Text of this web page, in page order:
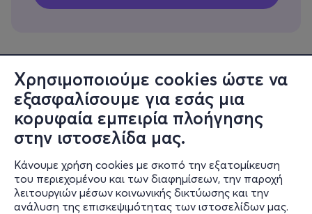
Χρησιμοποιούμε cookies ώστε να
εξασφαλίσουμε για εσάς μια
κορυφαία εμπειρία πλοήγησης
στην ιστοσελίδα μας.
Κάνουμε χρήση cookies με σκοπό την εξατομίκευση
του περιεχομένου και των διαφημίσεων, την παροχή
λειτουργιών μέσων κοινωνικής δικτύωσης και την
ανάλυση της επισκεψιμότητας των ιστοσελίδων μας.
Πληροφορίες
Υποστήριξη
Stay Connected